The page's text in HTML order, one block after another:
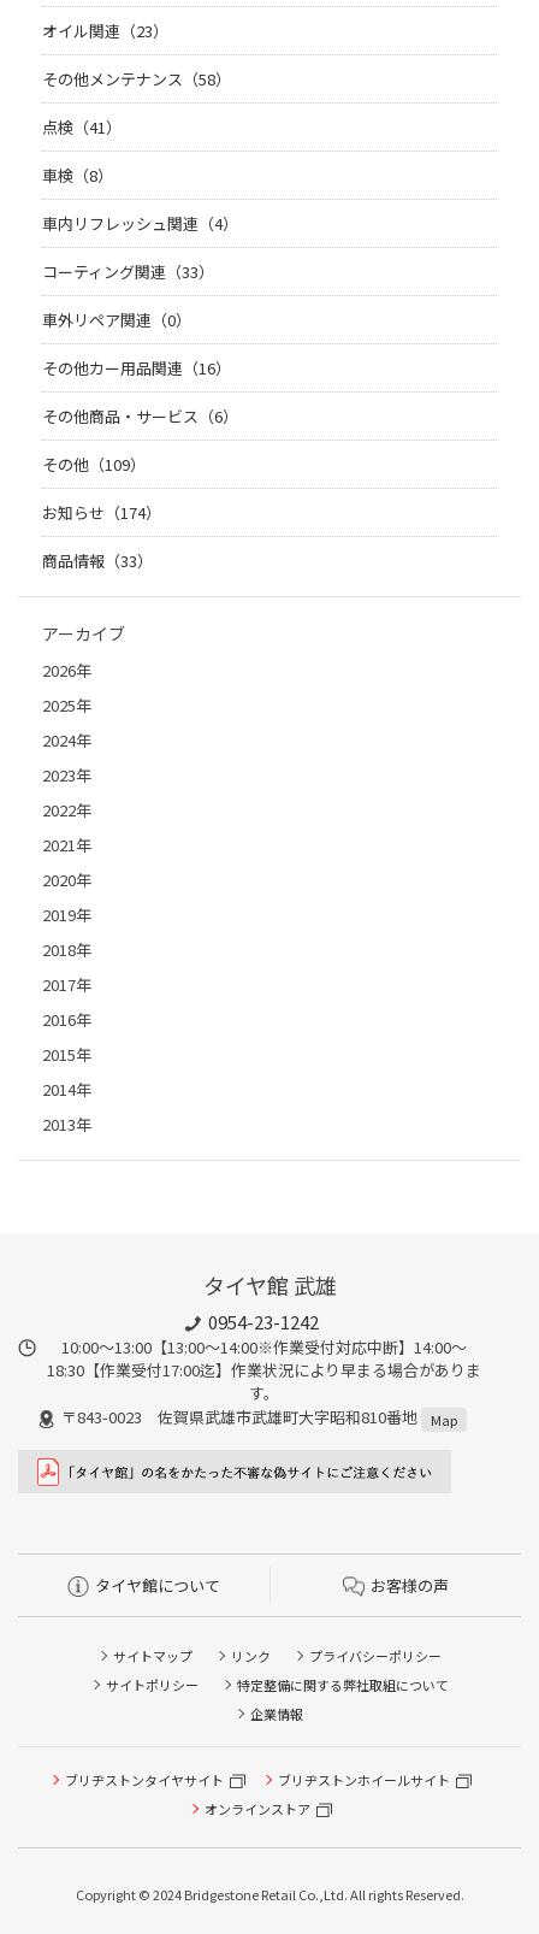
オイル関連（23）
その他メンテナンス（58）
点検（41）
車検（8）
車内リフレッシュ関連（4）
コーティング関連（33）
車外リペア関連（0）
その他カー用品関連（16）
その他商品・サービス（6）
その他（109）
お知らせ（174）
商品情報（33）
アーカイブ
2026年
2025年
2024年
2023年
2022年
2021年
2020年
2019年
2018年
2017年
2016年
2015年
2014年
2013年
タイヤ館 武雄
0954-23-1242
10:00～13:00【13:00～14:00※作業受付対応中断】14:00～
18:30【作業受付17:00迄】作業状況により早まる場合がありま
す。
〒843-0023 佐賀県武雄市武雄町大字昭和810番地
Map
タイヤ館について お客様の声
サイトマップ リンク
プライバシーポリシー
サイトポリシー
特定整備に関する弊社取組について
企業情報
ブリヂストンタイヤサイト
ブリヂストンホイールサイト
オンラインストア
Copyright © 2024 Bridgestone Retail Co.,Ltd. All rights Reserved.
タイヤ点検・安全点検/タイヤ履き替え/オイル交換/その他
ピット作業の予約
本日のタイヤ履き替え順番待ち予約 ※クローク契約会員の